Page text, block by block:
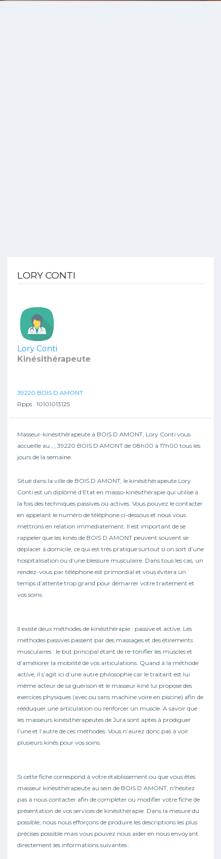
LORY CONTI
Lory Conti
Kinésithérapeute
39220 BOIS D AMONT
Rpps : 10101013125
Masseur-kinésithérapeute à BOIS D AMONT, Lory Conti vous
accueille au , , 39220 BOIS D AMONT de 08h00 à 17h00 tous les
jours de la semaine.
Situé dans la ville de BOIS D AMONT, le kinésithérapeute Lory
Conti est un diplômé d’Etat en masso-kinésithérapie qui utilise à
la fois des techniques passives ou actives. Vous pouvez le contacter
en appelant le numéro de téléphone ci-dessous et nous vous
mettrons en relation immédiatement. Il est important de se
rappeler que les kinés de BOIS D AMONT peuvent souvent se
déplacer à domicile, ce qui est très pratique surtout si on sort d’une
hospitalisation ou d’une blessure musculaire. Dans tous les cas, un
rendez-vous par téléphone est primordial et vous évitera un
temps d’attente trop grand pour démarrer votre traitement et
vos soins.
Il existe deux méthodes de kinésithérapie : passive et active. Les
méthodes passives passent par des massages et des étirements
musculaires : le but principal étant de re-tonifier les muscles et
d’améliorer la mobilité de vos articulations. Quand à la méthode
active, il s’agit ici d’une autre philosophie car le traitant est lui
même acteur de sa guérison et le masseur kiné lui propose des
exercices physiques (avec ou sans machine voire en piscine) afin de
rééduquer une articulation ou renforcer un muscle. A savoir que
les masseurs kinésithérapeutes de Jura sont aptes à prodiguer
l’une et l’autre de ces méthodes. Vous n’aurez donc pas à voir
plusieurs kinés pour vos soins.
Si cette fiche correspond à votre établissement ou que vous êtes
masseur kinésithérapeute au sein de BOIS D AMONT, n'hésitez
pas à nous contacter afin de compléter ou modifier votre fiche de
présentation de vos services de kinésithérapie. Dans la mesure du
possible, nous nous efforçons de produire les descriptions les plus
précises possible mais vous pouvez nous aider en nous envoyant
directement les informations suivantes :